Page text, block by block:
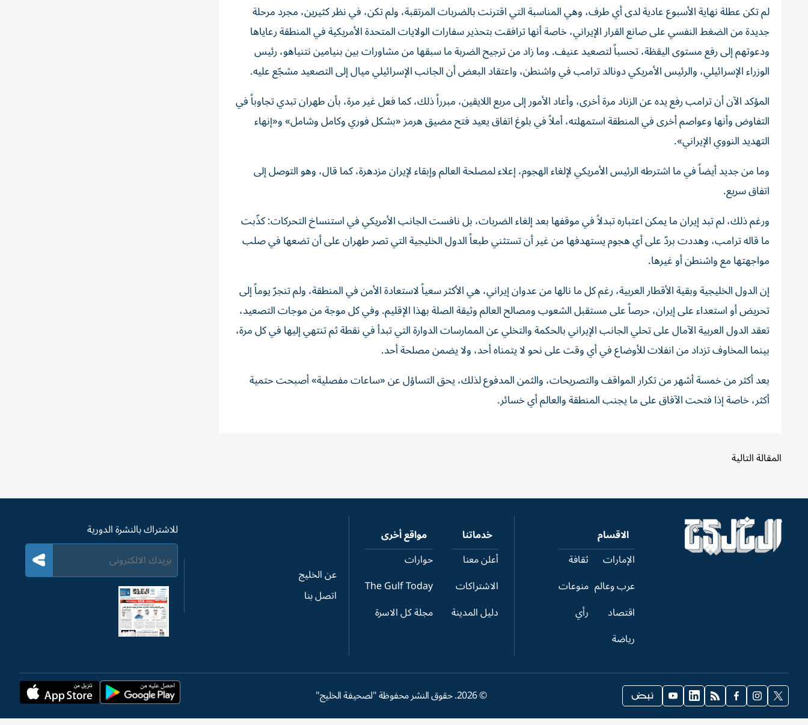
لم تكن عطلة نهاية الأسبوع عادية لدى أي طرف، وهي المناسبة التي اقترنت بالضربات المرتقبة، ولم تكن، في نظر كثيرين، مجرد مرحلة
جديدة من الضغط النفسي على صانع القرار الإيراني، خاصة أنها ترافقت بتحذير سفارات الولايات المتحدة الأمريكية في المنطقة رعاياها
ودعوتهم إلى رفع مستوى اليقظة، تحسباً لتصعيد عنيف. وما زاد من ترجيح الضربة ما سبقها من مشاورات بين بنيامين نتنياهو، رئيس
الوزراء الإسرائيلي، والرئيس الأمريكي دونالد ترامب في واشنطن، واعتقاد البعض أن الجانب الإسرائيلي ميال إلى التصعيد مشجّع عليه.
المؤكد الآن أن ترامب رفع يده عن الزناد مرة أخرى، وأعاد الأمور إلى مربع اللايقين، مبرراً ذلك، كما فعل غير مرة، بأن طهران تبدي تجاوباً في
التفاوض وأنها وعواصم أخرى في المنطقة استمهلته، أملاً في بلوغ اتفاق يعيد فتح مضيق هرمز «بشكل فوري وكامل وشامل» و«إنهاء
التهديد النووي الإيراني».
وما من جديد أيضاً في ما اشترطه الرئيس الأمريكي لإلغاء الهجوم، إعلاء لمصلحة العالم وإبقاء لإيران مزدهرة، كما قال، وهو التوصل إلى
اتفاق سريع.
ورغم ذلك، لم تبد إيران ما يمكن اعتباره تبدلاً في موقفها بعد إلغاء الضربات، بل نافست الجانب الأمريكي في استنساخ التحركات: كذّبت
ما قاله ترامب، وهددت بردّ على أي هجوم يستهدفها من غير أن تستثني طبعاً الدول الخليجية التي تصر طهران على أن تضعها في صلب
مواجهتها مع واشنطن أو غيرها.
إن الدول الخليجية وبقية الأقطار العربية، رغم كل ما نالها من عدوان إيراني، هي الأكثر سعياً لاستعادة الأمن في المنطقة، ولم تنجرّ يوماً إلى
تحريض أو استعداء على إيران، حرصاً على مستقبل الشعوب ومصالح العالم وثيقة الصلة بهذا الإقليم. وفي كل موجة من موجات التصعيد،
تعقد الدول العربية الآمال على تحلي الجانب الإيراني بالحكمة والتخلي عن الممارسات الدوارة التي تبدأ في نقطة ثم تنتهي إليها في كل مرة،
بينما المخاوف تزداد من انفلات للأوضاع في أي وقت على نحو لا يتمناه أحد، ولا يضمن مصلحة أحد.
بعد أكثر من خمسة أشهر من تكرار المواقف والتصريحات، والثمن المدفوع لذلك، يحق التساؤل عن «ساعات مفصلية» أصبحت حتمية
أكثر، خاصة إذا فتحت الآفاق على ما يجنب المنطقة والعالم أي خسائر.
المقالة التالية
الاقسام
الإمارات
عرب وعالم
اقتصاد
رياضة
ثقافة
منوعات
رأي
خدماتنا
أعلن معنا
الاشتراكات
دليل المدينة
مواقع أخرى
حوارات
The Gulf Today
مجلة كل الاسرة
عن الخليج
اتصل بنا
للاشتراك بالنشرة الدورية
©
2026. حقوق النشر محفوظة "لصحيفة الخليج"